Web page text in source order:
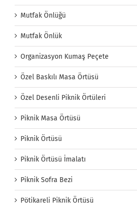
Mutfak Önlüğü
Mutfak Önlük
Organizasyon Kumaş Peçete
Özel Baskılı Masa Örtüsü
Özel Desenli Piknik Örtüleri
Piknik Masa Örtüsü
Piknik Örtüsü
Piknik Örtüsü İmalatı
Piknik Sofra Bezi
Pötikareli Piknik Örtüsü